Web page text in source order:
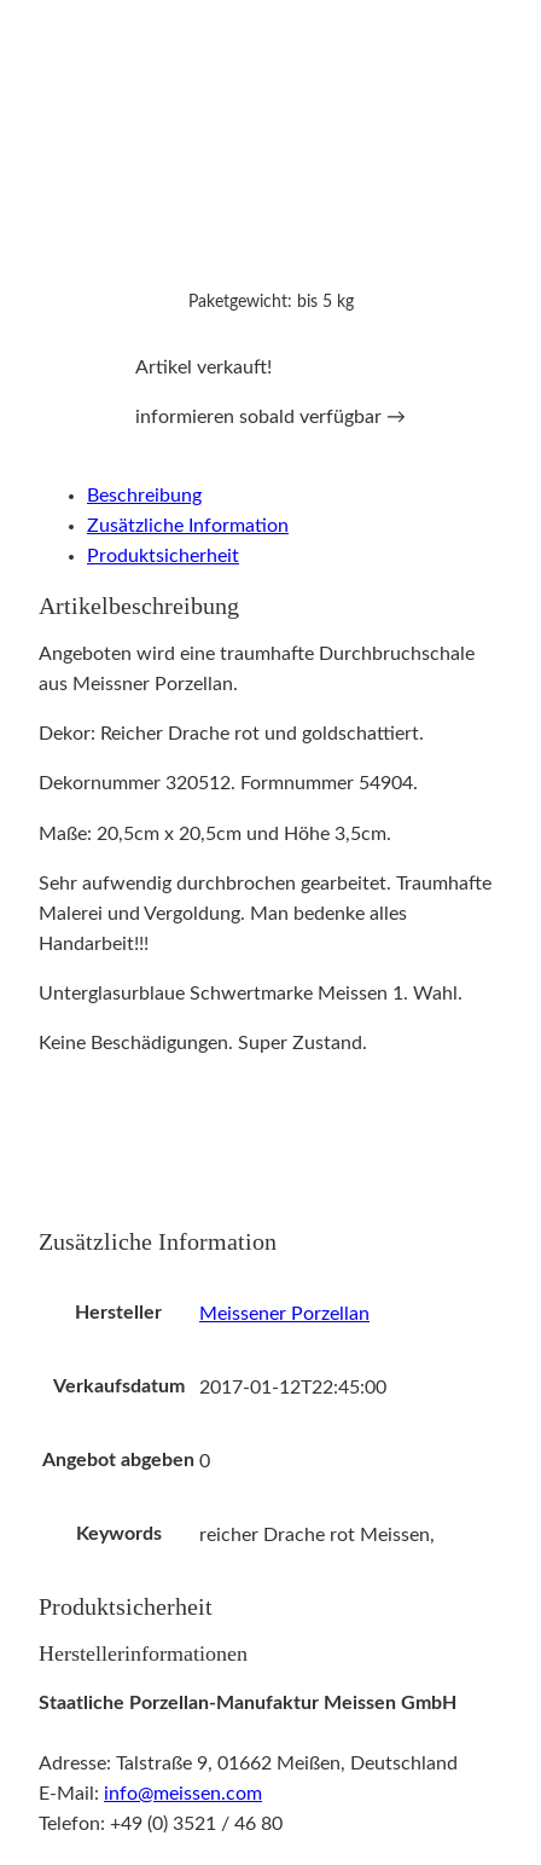
Paketgewicht: bis 5 kg
Artikel verkauft!
informieren sobald verfügbar →
Beschreibung
Zusätzliche Information
Produktsicherheit
Artikelbeschreibung
Angeboten wird eine traumhafte Durchbruchschale
aus Meissner Porzellan.
Dekor: Reicher Drache rot und goldschattiert.
Dekornummer 320512. Formnummer 54904.
Maße: 20,5cm x 20,5cm und Höhe 3,5cm.
Sehr aufwendig durchbrochen gearbeitet. Traumhafte
Malerei und Vergoldung. Man bedenke alles
Handarbeit!!!
Unterglasurblaue Schwertmarke Meissen 1. Wahl.
Keine Beschädigungen. Super Zustand.
Zusätzliche Information
Hersteller Meissener Porzellan
Verkaufsdatum 2017-01-12T22:45:00
Angebot abgeben 0
Keywords reicher Drache rot Meissen,
Produktsicherheit
Herstellerinformationen
Staatliche Porzellan-Manufaktur Meissen GmbH
Adresse: Talstraße 9, 01662 Meißen, Deutschland
E-Mail: info@meissen.com
Telefon: +49 (0) 3521 / 46 80